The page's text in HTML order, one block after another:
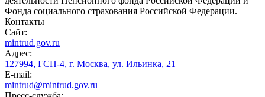
Фонда социального страхования Российской Федерации.
Контакты
Сайт:
mintrud.gov.ru
Адрес:
127994, ГСП-4, г. Москва, ул. Ильинка, 21
E-mail:
mintrud@mintrud.gov.ru